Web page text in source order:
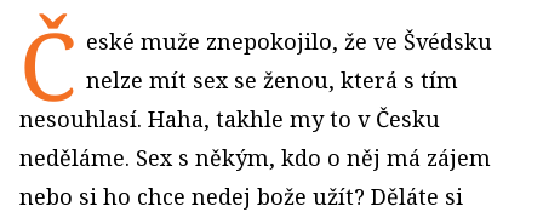
Č eské muže znepokojilo, že ve Švédsku
nelze mít sex se ženou, která s tím
nesouhlasí. Haha, takhle my to v Česku
neděláme. Sex s někým, kdo o něj má zájem
nebo si ho chce nedej bože užít? Děláte si